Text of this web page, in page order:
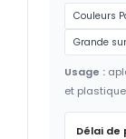
Couleurs
Grande
Usage :
et
Délai